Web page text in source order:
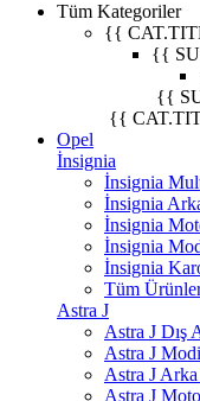
Tüm Kategoriler
{{
{{
{{
{{
Opel
İnsignia
İnsignia
İnsignia
İnsignia
İnsignia
İnsignia
Tüm
Astra J
Astra J Dış
Astra J
Astra J Arka
Astra J